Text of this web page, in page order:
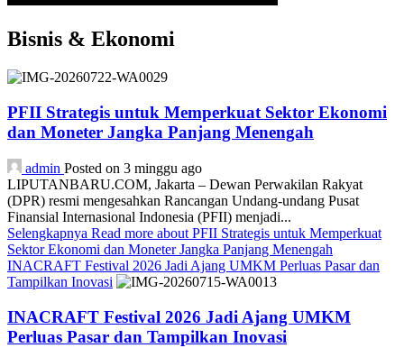
Bisnis & Ekonomi
PFII Strategis untuk Memperkuat Sektor Ekonomi
dan Moneter Jangka Panjang Menengah
admin Posted on 3 minggu ago
LIPUTANBARU.COM, Jakarta – Dewan Perwakilan Rakyat
(DPR) resmi mengesahkan Rancangan Undang-undang Pusat
Finansial Internasional Indonesia (PFII) menjadi...
Selengkapnya Read more about PFII Strategis untuk Memperkuat
Sektor Ekonomi dan Moneter Jangka Panjang Menengah
INACRAFT Festival 2026 Jadi Ajang UMKM Perluas Pasar dan
Tampilkan Inovasi
INACRAFT Festival 2026 Jadi Ajang UMKM
Perluas Pasar dan Tampilkan Inovasi